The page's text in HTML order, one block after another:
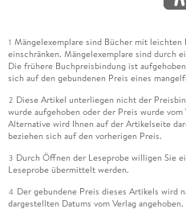
1 Mängelexemplare sind Bücher mit leichten
einschränken. Mängelexemplare sind durch
Die frühere Buchpreisbindung ist
sich auf den gebundenen Preis eines
2 Diese Artikel unterliegen nicht der
wurde aufgehoben oder der Preis wurde
Alternative wird Ihnen auf der Artikelseite
beziehen sich auf den vorherigen Preis.
3 Durch Öffnen der Leseprobe willigen Sie
Leseprobe übermittelt werden.
4 Der gebundene Preis dieses Artikels wird
dargestellten Datums vom Verlag angehoben.